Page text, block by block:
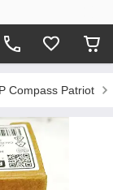
Compass Patriot